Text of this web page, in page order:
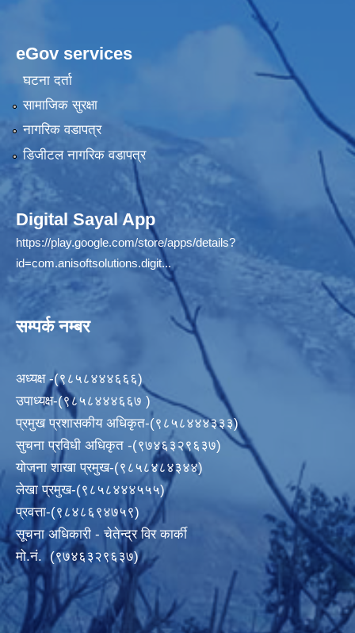
eGov services
घटना दर्ता
सामाजिक सुरक्षा
नागरिक वडापत्र
डिजीटल नागरिक वडापत्र
Digital Sayal App
https://play.google.com/store/apps/details?
id=com.anisoftsolutions.digit...
सम्पर्क नम्बर
अध्यक्ष -(९८५८४४४६६६)
उपाध्यक्ष-(९८५८४४४६६७ )
प्रमुख प्रशासकीय अधिकृत-(९८५८४४४३३३)
सुचना प्रविधी अधिकृत -(९७४६३२९६३७)
योजना शाखा प्रमुख-(९८५८४८४३४४)
लेखा प्रमुख-(९८५८४४४५५५)
प्रवत्ता-(९८४८६९४७५९)
सूचना अधिकारी - चेतेन्द्र विर कार्की
मो.नं. (९७४६३२९६३७)